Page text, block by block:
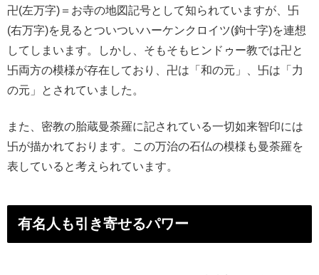
卍(左万字)＝お寺の地図記号として知られていますが、卐
(右万字)を見るとついついハーケンクロイツ(鉤十字)を連想
してしまいます。しかし、そもそもヒンドゥー教では卍と
卐両方の模様が存在しており、卍は「和の元」、卐は「力
の元」とされていました。
また、密教の胎蔵曼荼羅に記されている一切如来智印には
卐が描かれております。この万治の石仏の模様も曼荼羅を
表していると考えられています。
有名人も引き寄せるパワー